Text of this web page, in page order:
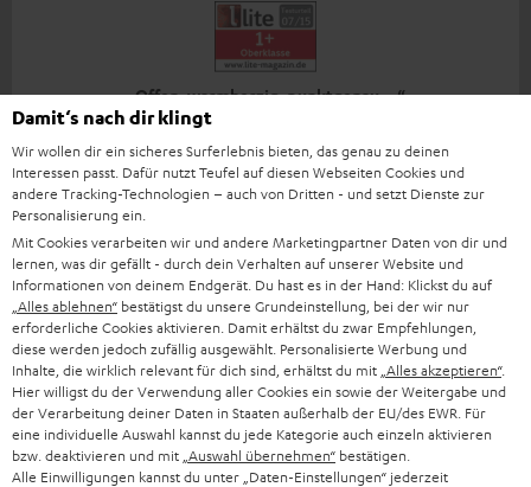
„Offen, warmherzig, punktgenau …“
www.lite-magazin.de
26.06.2015
„Einfach überzeugend“
www.hifitest.de
06/2015
Damit‘s nach dir klingt
Wir wollen dir ein sicheres Surferlebnis bieten, das genau zu deinen
Interessen passt. Dafür nutzt Teufel auf diesen Webseiten Cookies und
andere Tracking-Technologien – auch von Dritten - und setzt Dienste zur
Personalisierung ein.
Mit Cookies verarbeiten wir und andere Marketingpartner Daten von dir und
lernen, was dir gefällt - durch dein Verhalten auf unserer Website und
Informationen von deinem Endgerät. Du hast es in der Hand: Klickst du auf
„Alles ablehnen“ bestätigst du unsere Grundeinstellung, bei der wir nur
erforderliche Cookies aktivieren. Damit erhältst du zwar Empfehlungen,
diese werden jedoch zufällig ausgewählt. Personalisierte Werbung und
Inhalte, die wirklich relevant für dich sind, erhältst du mit „Alles akzeptieren“.
Hier willigst du der Verwendung aller Cookies ein sowie der Weitergabe und
der Verarbeitung deiner Daten in Staaten außerhalb der EU/des EWR. Für
eine individuelle Auswahl kannst du jede Kategorie auch einzeln aktivieren
bzw. deaktivieren und mit „Auswahl übernehmen“ bestätigen.
Alle Einwilligungen kannst du unter „Daten-Einstellungen“ jederzeit